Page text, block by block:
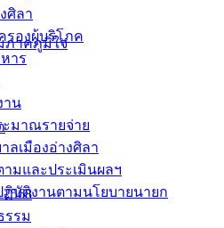
ศิลา
รองผู้บริโภค
าร
าน
มาณรายจ่าย
ลเมืองอ่างศิลา
มและประเมินผลฯ
ฏิบัติงานตามนโยบายนายก
ภาคภูมิใจ
รม
ดาวน์โหลด